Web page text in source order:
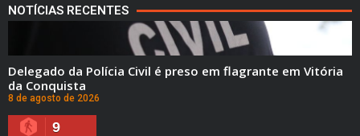
NOTÍCIAS RECENTES
Delegado da Polícia Civil é preso em flagrante em Vitória
da Conquista
8 de agosto de 2026
9